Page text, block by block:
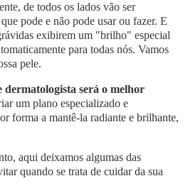
de todos os lados vão ser
pode e não pode usar ou fazer. E
exibirem um "brilho" especial
para todas nós. Vamos
pele.
dermatologista será o melhor
um plano especializado e
forma a mantê-la radiante e brilhante,
aqui deixamos algumas das
quando se trata de cuidar da sua